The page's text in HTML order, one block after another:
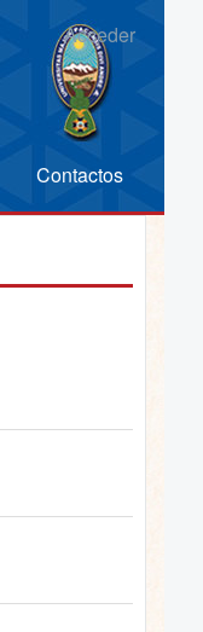
Acceder
Contactos